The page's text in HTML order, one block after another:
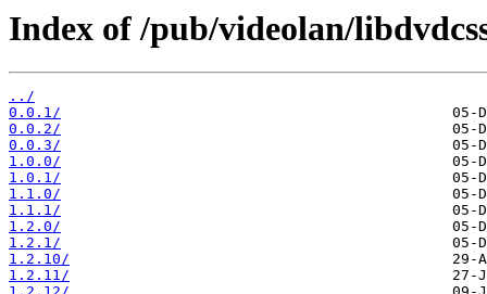
Index of /pub/videolan/
../
0.0.1/
0.0.2/
0.0.3/
1.0.0/
1.0.1/
1.1.0/
1.1.1/
1.2.0/
1.2.1/
1.2.10/
1.2.11/